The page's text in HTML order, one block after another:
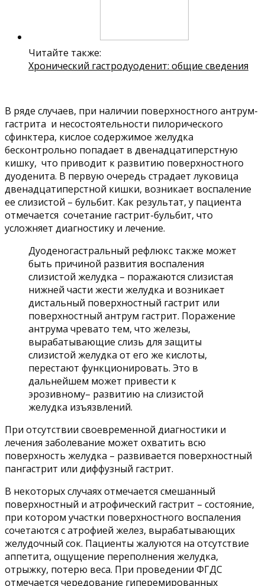
Читайте также:
Хронический гастродуоденит: общие сведения
В ряде случаев, при наличии поверхностного антрум-
гастрита и несостоятельности пилорического
сфинктера, кислое содержимое желудка
бесконтрольно попадает в двенадцатиперстную
кишку, что приводит к развитию поверхностного
дуоденита. В первую очередь страдает луковица
двенадцатиперстной кишки, возникает воспаление
ее слизистой – бульбит. Как результат, у пациента
отмечается сочетание гастрит-бульбит, что
усложняет диагностику и лечение.
Дуоденогастральный рефлюкс также может
быть причиной развития воспаления
слизистой желудка – поражаются слизистая
нижней части жести желудка и возникает
дистальный поверхностный гастрит или
поверхностный антрум гастрит. Поражение
антрума чревато тем, что железы,
вырабатывающие слизь для защиты
слизистой желудка от его же кислоты,
перестают функционировать. Это в
дальнейшем может привести к
эрозивному– развитию на слизистой
желудка изъязвлений.
При отсутствии своевременной диагностики и
лечения заболевание может охватить всю
поверхность желудка – развивается поверхностный
пангастрит или диффузный гастрит.
В некоторых случаях отмечается смешанный
поверхностный и атрофический гастрит – состояние,
при котором участки поверхностного воспаления
сочетаются с атрофией желез, вырабатывающих
желудочный сок. Пациенты жалуются на отсутствие
аппетита, ощущение переполнения желудка,
отрыжку, потерю веса. При проведении ФГДС
отмечается чередование гиперемированных